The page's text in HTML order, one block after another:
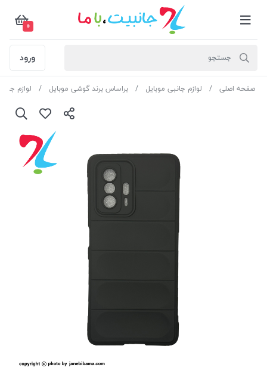
0
ورود
صفحه اصلی لوازم جانبی موبایل براساس برند گوشی موبایل لوازم